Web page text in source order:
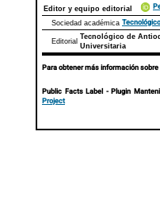
Editor y equipo editorial
Sociedad académica
Editorial
Tecnológico de
Universitaria
Para obtener más información
Public Facts Label - Plugin
Project